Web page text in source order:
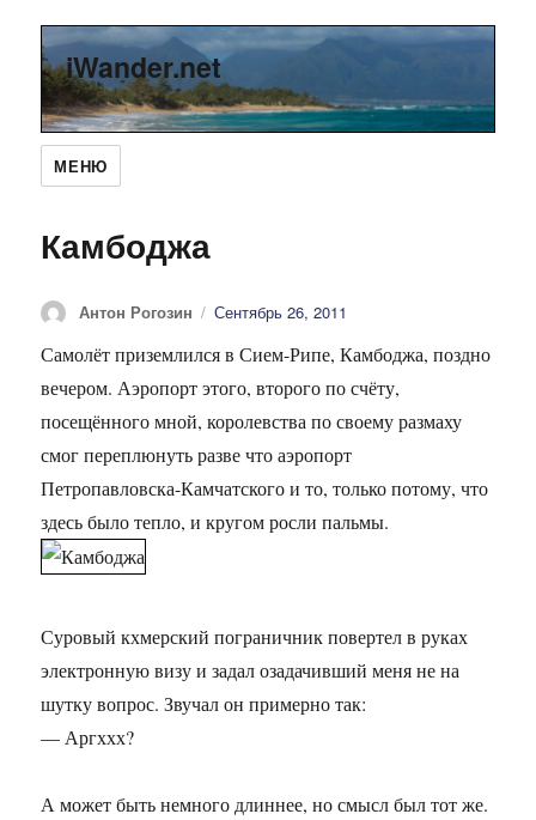
iWander.net
МЕНЮ
Камбоджа
Автор
Антон Рогозин Опубликовано
Сентябрь 26, 2011
Самолёт приземлился в Сием-Рипе, Камбоджа, поздно
вечером. Аэропорт этого, второго по счёту,
посещённого мной, королевства по своему размаху
смог переплюнуть разве что аэропорт
Петропавловска-Камчатского и то, только потому, что
здесь было тепло, и кругом росли пальмы.
Суровый кхмерский пограничник повертел в руках
электронную визу и задал озадачивший меня не на
шутку вопрос. Звучал он примерно так:
— Аргххх?
А может быть немного длиннее, но смысл был тот же.